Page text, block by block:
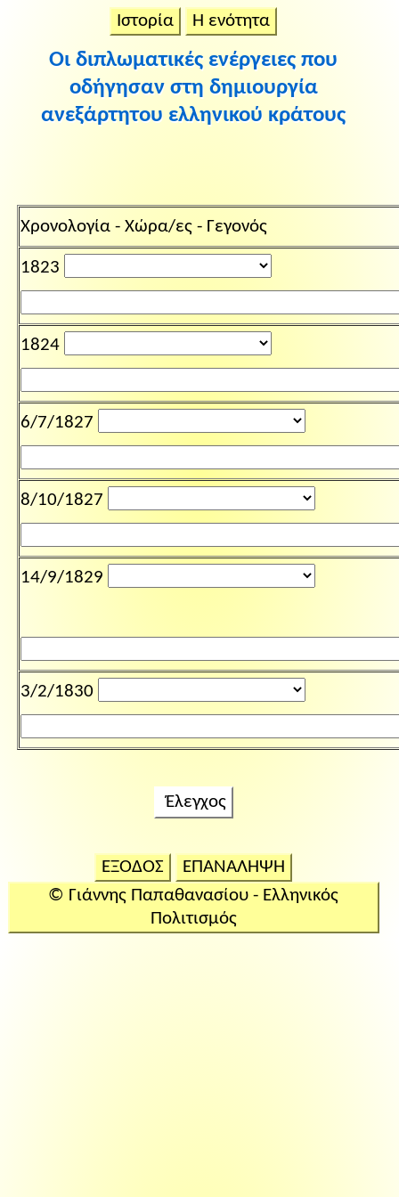
Ιστορία Η ενότητα
Οι διπλωματικές ενέργειες που
οδήγησαν στη δημιουργία
ανεξάρτητου ελληνικού κράτους
Χρονολογία - Χώρα/ες - Γεγονός
1823
1824
6/7/1827
8/10/1827
14/9/1829
3/2/1830
Έλεγχος
ΕΞΟΔΟΣ
ΕΠΑΝΑΛΗΨΗ
© Γιάννης Παπαθανασίου - Ελληνικός
Πολιτισμός